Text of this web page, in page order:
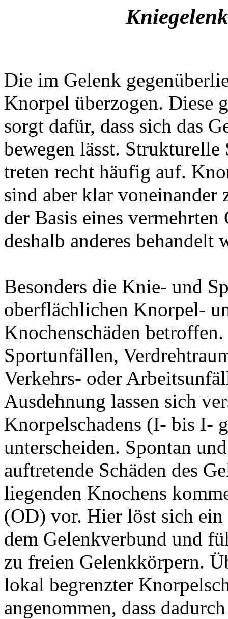
Die im Gelenk
Knorpel überzogen. Diese
sorgt dafür, dass sich das
bewegen lässt. Strukturelle
treten recht häufig auf.
sind aber klar voneinander
der Basis eines
deshalb anderes behandelt
Besonders die Knie- und
oberflächlichen Knorpel-
Knochenschäden
Sportunfällen,
Verkehrs- oder
Ausdehnung lassen sich
Knorpelschadens (I- bis I-
unterscheiden. Spontan
auftretende Schäden des
liegenden Knochens
(OD) vor. Hier löst sich
dem Gelenkverbund und
zu freien Gelenkkörpern.
lokal begrenzter
angenommen, dass